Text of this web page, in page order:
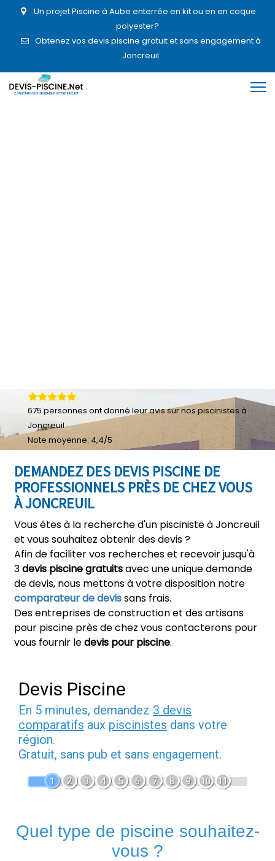
Un projet Piscine à Aube enterrée en kit ou en en coque
polyester?
Obtenez vos devis piscine gratuit et sans engagement à
Joncreuil
DEMANDEZ DES DEVIS PISCINE DE
PROFESSIONNELS PRÈS DE CHEZ VOUS
À JONCREUIL
Vous êtes à la recherche d'un pisciniste à Joncreuil
et vous souhaitez obtenir des devis ?
Afin de faciliter vos recherches et recevoir jusqu'à
3devis piscine gratuitsavec une unique demande
de devis, nous mettons à votre disposition notre
comparateur de devissans frais.
Des entreprises de construction et des artisans
pour piscine près de chez vous contacterons pour
vous fournir ledevis pour piscine.
675 personnes ont donné leuravis sur nos piscinistes à
Joncreuil
Note moyenne: 4,4/5
Devis Piscine
En 5 minutes, demandez 3 devis
comparatifs aux piscinistes dans votre
région.
Gratuit, sans pub et sans engagement.
1 2 3 4 5 6 7 8 9 10 11
Quel type de piscine souhaitez-
vous ?